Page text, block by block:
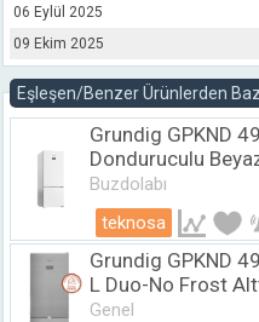
06 Eylül 2025
09 Ekim 2025
Eşleşen/Benzer Ürünlerden
Grundig GPKND
Donduruculu
Buzdolabı
teknosa
Grundig GPKND 490
L Duo-No Frost
Buzdolabı Inox
Genel